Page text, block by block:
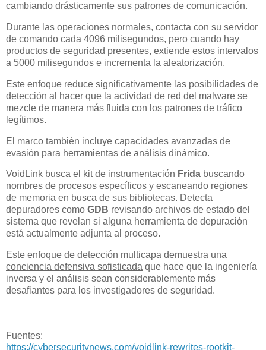
cambiando drásticamente sus patrones de comunicación.
Durante las operaciones normales, contacta con su servidor
de comando cada 4096 milisegundos, pero cuando hay
productos de seguridad presentes, extiende estos intervalos
a 5000 milisegundos e incrementa la aleatorización.
Este enfoque reduce significativamente las posibilidades de
detección al hacer que la actividad de red del malware se
mezcle de manera más fluida con los patrones de tráfico
legítimos.
El marco también incluye capacidades avanzadas de
evasión para herramientas de análisis dinámico.
VoidLink busca el kit de instrumentación Frida buscando
nombres de procesos específicos y escaneando regiones
de memoria en busca de sus bibliotecas. Detecta
depuradores como GDB revisando archivos de estado del
sistema que revelan si alguna herramienta de depuración
está actualmente adjunta al proceso.
Este enfoque de detección multicapa demuestra una
conciencia defensiva sofisticada que hace que la ingeniería
inversa y el análisis sean considerablemente más
desafiantes para los investigadores de seguridad.
Fuentes:
https://cybersecuritynews.com/voidlink-rewrites-rootkit-